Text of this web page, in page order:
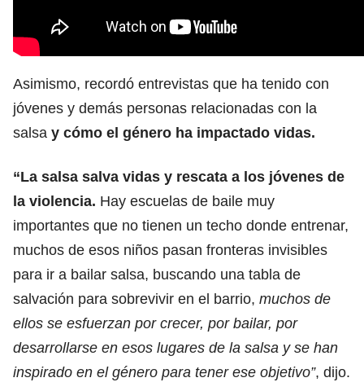
Asimismo, recordó entrevistas que ha tenido con
jóvenes y demás personas relacionadas con la
salsa y cómo el género ha impactado vidas.
“La salsa salva vidas y rescata a los jóvenes de
la violencia. Hay escuelas de baile muy
importantes que no tienen un techo donde entrenar,
muchos de esos niños pasan fronteras invisibles
para ir a bailar salsa, buscando una tabla de
salvación para sobrevivir en el barrio, muchos de
ellos se esfuerzan por crecer, por bailar, por
desarrollarse en esos lugares de la salsa y se han
inspirado en el género para tener ese objetivo”, dijo.